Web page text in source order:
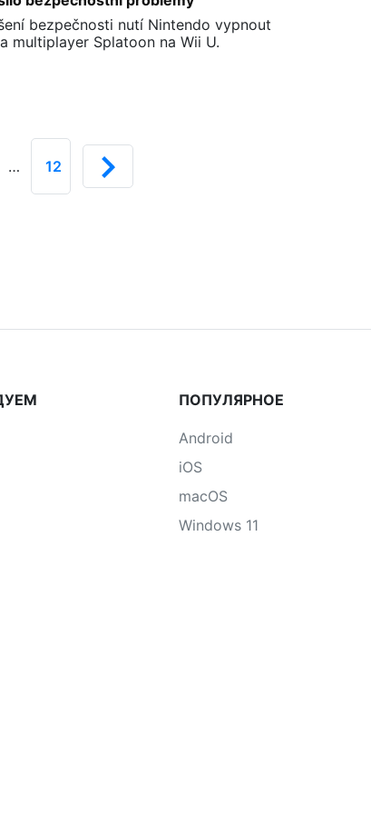
bezpečnosti nutí Nintendo vypnout
multiplayer Splatoon na Wii U.
… 12
ПОПУЛЯРНОЕ
Android
iOS
macOS
Windows 11